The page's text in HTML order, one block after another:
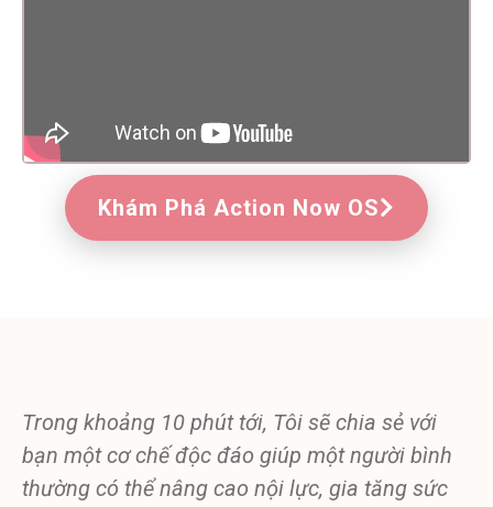
Khám Phá Action Now OS
Trong khoảng 10 phút tới, Tôi sẽ chia sẻ với
bạn một cơ chế độc đáo giúp một người bình
thường có thể nâng cao nội lực, gia tăng sức